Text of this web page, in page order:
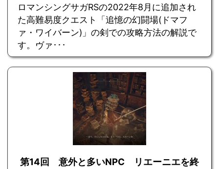
ロマンシングサガRSの2022年8月に追加され
た高難易度クエスト「追憶の幻闘場(ドマフ
ァ・ワイバーン)」の剣での攻略方法の解説で
す。ヴァ･･･
第14回 意外と多いNPC リエーニエを終